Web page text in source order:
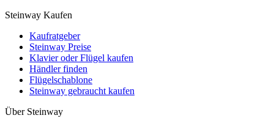
Steinway Kaufen
Kaufratgeber
Steinway Preise
Klavier oder Flügel kaufen
Händler finden
Flügelschablone
Steinway gebraucht kaufen
Über Steinway